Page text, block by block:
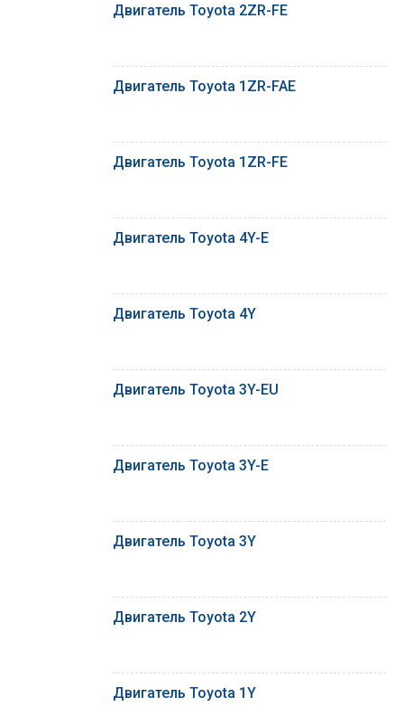
Двигатель Toyota 2ZR-FE
Двигатель Toyota 1ZR-FAE
Двигатель Toyota 1ZR-FE
Двигатель Toyota 4Y-E
Двигатель Toyota 4Y
Двигатель Toyota 3Y-EU
Двигатель Toyota 3Y-E
Двигатель Toyota 3Y
Двигатель Toyota 2Y
Двигатель Toyota 1Y